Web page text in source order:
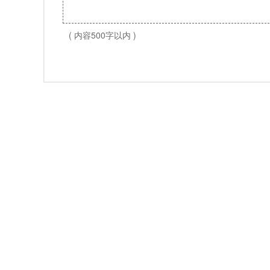
( 内容500字以内 )